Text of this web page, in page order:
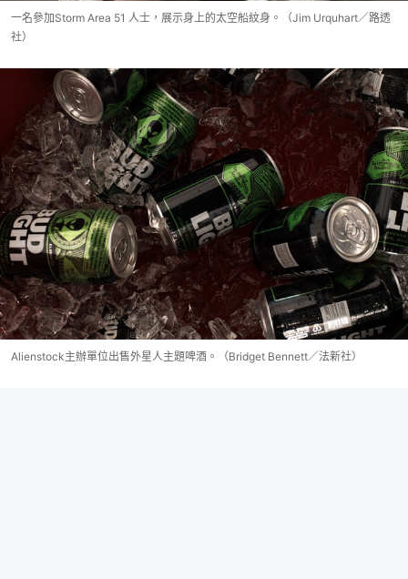
一名參加Storm Area 51 人士，展示身上的太空船紋身。（Jim Urquhart／路透
社）
Alienstock主辦單位出售外星人主題啤酒。（Bridget Bennett／法新社）